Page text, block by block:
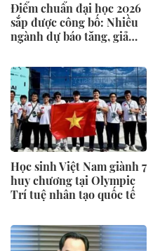
Điểm chuẩn đại học 2026
sắp được công bố: Nhiều
ngành dự báo tăng, giảm
Học sinh Việt Nam giành 7
huy chương tại Olympic
Trí tuệ nhân tạo quốc tế